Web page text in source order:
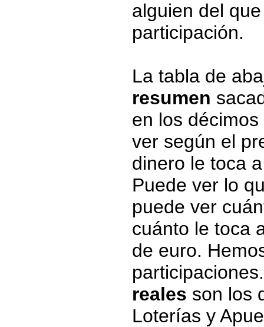
alguien del
participación.
La tabla de
resumen
en los
ver según el
dinero le toca
Puede ver lo
puede ver
cuánto le toca
de euro.
reales son los
Loterías y